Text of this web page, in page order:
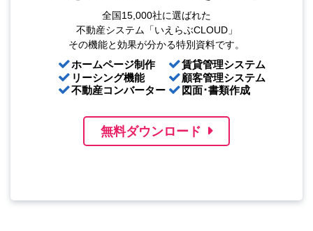
全国15,000社に選ばれた
不動産システム「いえらぶCLOUD」
その機能と効果が分かる特別資料です。
ホームページ制作
リーシング機能
不動産コンバーター
賃貸管理システム
顧客管理システム
図面･書類作成
無料ダウンロード